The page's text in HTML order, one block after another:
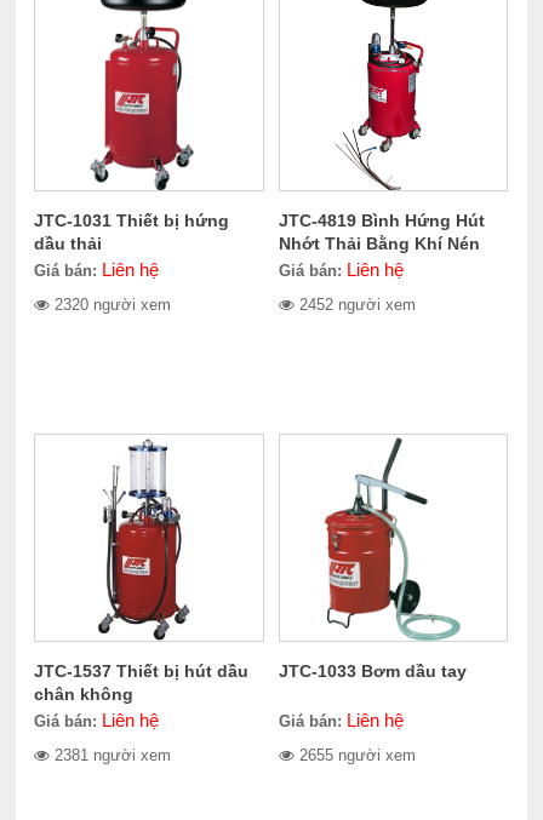
JTC-1031 Thiết bị hứng
dầu thải
Giá bán: Liên hệ
2320 người xem
JTC-4819 Bình Hứng Hút
Nhớt Thải Bằng Khí Nén
80L
Giá bán: Liên hệ
2452 người xem
JTC-1537 Thiết bị hút dầu
chân không
Giá bán: Liên hệ
2381 người xem
JTC-1033 Bơm dầu tay
Giá bán: Liên hệ
2655 người xem